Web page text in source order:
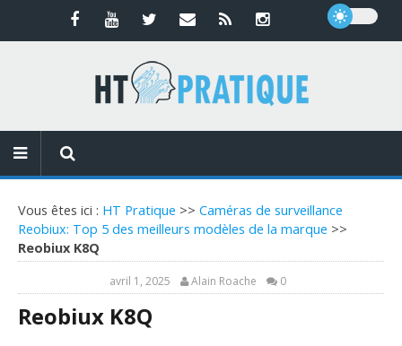
Vous êtes ici : HT Pratique >> Caméras de surveillance
Reobiux: Top 5 des meilleurs modèles de la marque >>
Reobiux K8Q
avril 1, 2025 Alain Roache 0
Reobiux K8Q